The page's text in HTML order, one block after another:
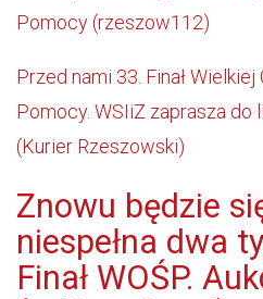
Pomocy (rzeszow112)
Przed nami 33. Finał
Pomocy. WSIiZ zaprasza do
(Kurier Rzeszowski)
Znowu będzie
niespełna dwa
Finał WOŚP.